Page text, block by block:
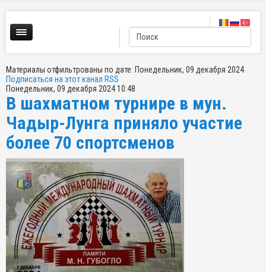
Материалы отфильтрованы по дате: Понедельник, 09 декабря 2024
Подписаться на этот канал RSS
Понедельник, 09 декабря 2024 10:48
В шахматном турнире в мун.
Чадыр-Лунга приняло участие
более 70 спортсменов